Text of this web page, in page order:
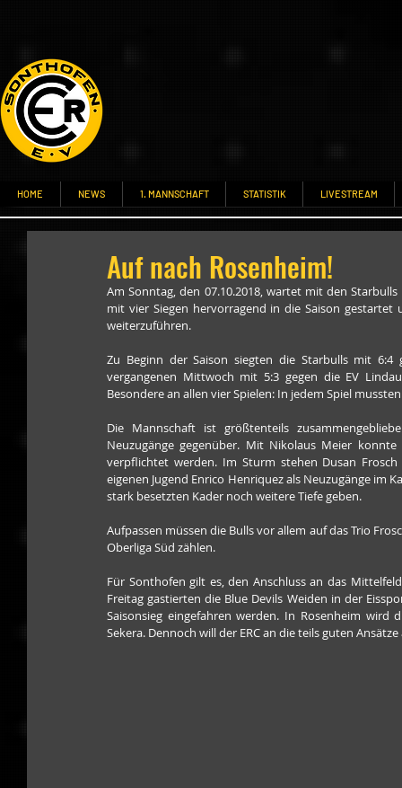
HOME NEWS 1. MANNSCHAFT STATISTIK LIVESTREAM
Auf nach Rosenheim!
Am Sonntag, den 07.10.2018, wartet mit den
mit vier Siegen hervorragend in die Saison
weiterzuführen.
Zu Beginn der Saison siegten die Starbulls mit 6:4
vergangenen Mittwoch mit 5:3 gegen die EV
Besondere an allen vier Spielen: In jedem Spiel
Die Mannschaft ist größtenteils
Neuzugänge gegenüber. Mit Nikolaus Meier
verpflichtet werden. Im Sturm stehen Dusan
eigenen Jugend Enrico Henriquez als Neuzugänge im
stark besetzten Kader noch weitere Tiefe geben.
Aufpassen müssen die Bulls vor allem auf das Trio
Oberliga Süd zählen.
Für Sonthofen gilt es, den Anschluss an das
Freitag gastierten die Blue Devils Weiden in der
Saisonsieg eingefahren werden. In Rosenheim
Sekera. Dennoch will der ERC an die teils guten